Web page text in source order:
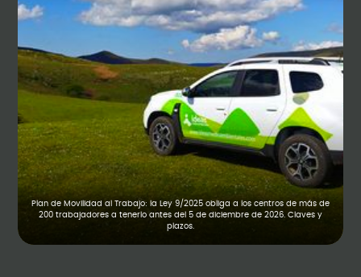
Plan de Movilidad al Trabajo: la Ley 9/2025 obliga a los centros de más de
200 trabajadores a tenerlo antes del 5 de diciembre de 2026. Claves y
plazos.